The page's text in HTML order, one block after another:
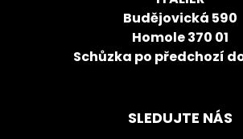
Budějovická 590
Homole 370 01
Schůzka po předchozí
SLEDUJTE NÁS